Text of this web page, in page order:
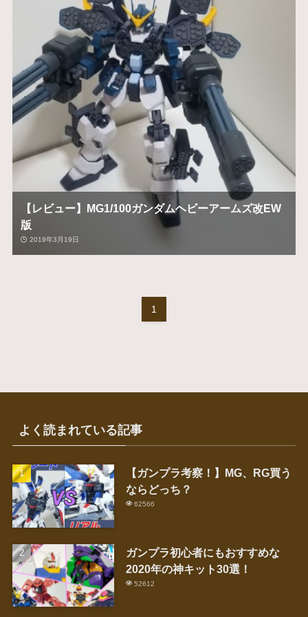
【レビュー】MG1/100ガンダムヘビーアームズ改EW
版
2019年3月19日
1
よく読まれている記事
【ガンプラ考察！】MG、RG買う
ならどっち？
62566
ガンプラ初心者にもおすすめな
2020年の神キット30選！
52612